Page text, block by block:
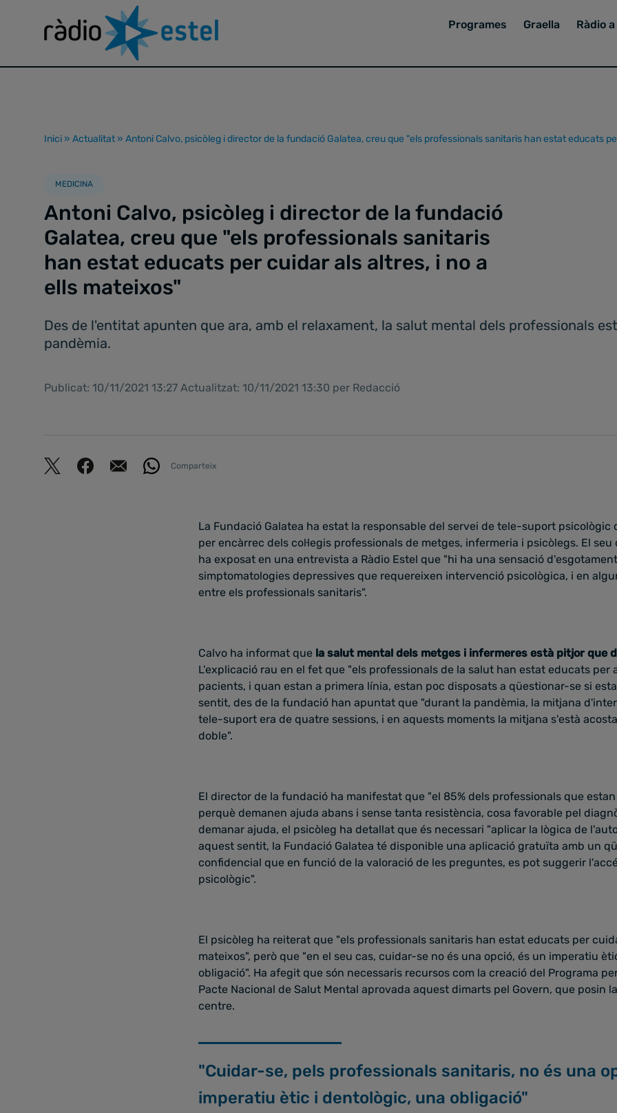
Programes Graella Ràdio
Inici » Actualitat » Antoni Calvo, psicòleg i director de la fundació Galatea, creu que "els professionals sanitaris han estat educats
MEDICINA
Antoni Calvo, psicòleg i director de la fundació
Galatea, creu que "els professionals sanitaris
han estat educats per cuidar als altres, i no a
ells mateixos"
Des de l'entitat apunten que ara, amb el relaxament, la salut mental dels professionals
pandèmia.
Publicat: 10/11/2021 13:27 Actualitzat: 10/11/2021 13:30 per Redacció
Comparteix
La Fundació Galatea ha estat la responsable del servei de tele-suport psicològic
per encàrrec dels col·legis professionals de metges, infermeria i psicòlegs. El seu
ha exposat en una entrevista a Ràdio Estel que "hi ha una sensació
simptomatologies depressives que requereixen intervenció psicològica, i en
entre els professionals sanitaris".
Calvo ha informat que la salut mental dels metges i infermeres està pitjor que
L'explicació rau en el fet que "els professionals de la salut han estat educats per
pacients, i quan estan a primera línia, estan poc disposats a qüestionar-se si
sentit, des de la fundació han apuntat que "durant la pandèmia, la mitjana
tele-suport era de quatre sessions, i en aquests moments la mitjana s'està
doble".
El director de la fundació ha manifestat que "el 85% dels professionals que
perquè demanen ajuda abans i sense tanta resistència, cosa favorable pel
demanar ajuda, el psicòleg ha detallat que és necessari "aplicar la lògica de
aquest sentit, la Fundació Galatea té disponible una aplicació gratuïta amb un
confidencial que en funció de la valoració de les preguntes, es pot suggerir
psicològic".
El psicòleg ha reiterat que "els professionals sanitaris han estat educats per
mateixos", però que "en el seu cas, cuidar-se no és una opció, és un imperatiu
obligació". Ha afegit que són necessaris recursos com la creació del Programa
Pacte Nacional de Salut Mental aprovada aquest dimarts pel Govern, que posin
centre.
"Cuidar-se, pels professionals sanitaris, no és una
imperatiu ètic i dentològic, una obligació"